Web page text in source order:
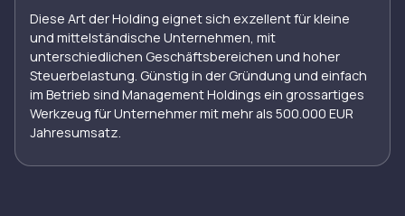
Diese Art der Holding eignet sich exzellent für kleine
und mittelständische Unternehmen, mit
unterschiedlichen Geschäftsbereichen und hoher
Steuerbelastung. Günstig in der Gründung und einfach
im Betrieb sind Management Holdings ein grossartiges
Werkzeug für Unternehmer mit mehr als 500.000 EUR
Jahresumsatz.